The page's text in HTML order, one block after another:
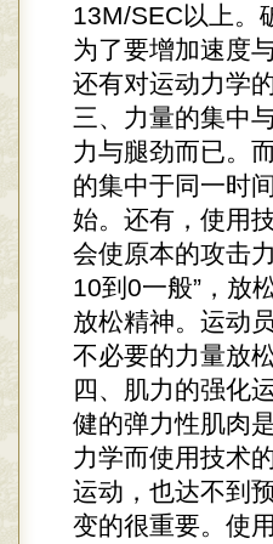
13M/SEC以上。
为了要增加速度
还有对运动力学
三、力量的集中
力与腿劲而已。
的集中于同一时
始。还有，使用
会使原本的攻击
10到0一般”，放
放松精神。运动
不必要的力量放
四、肌力的强化
健的弹力性肌肉
力学而使用技术
运动，也达不到
变的很重要。使